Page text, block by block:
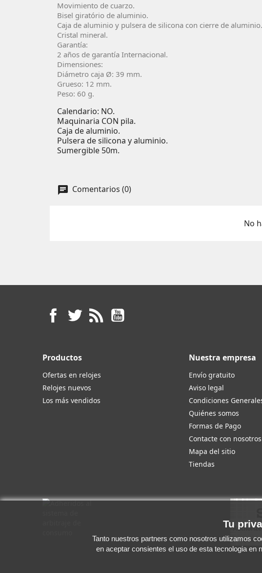
Movimiento de cuarzo.
Bisel giratório de aluminio.
Caja de aluminio y pulsera de silicona con cierre de aluminio.
Cristal mineral.
Garantía:
2 años de garantí­a Internacional.
Dimensiones:
Diámetro caja Ø: 39 mm.
Grueso: 12 mm.
Peso: 60 g.
Calendario: NO.
Maquinaria CON pila.
Caja de aluminio.
Pulsera de silicona y aluminio.
Sumergible 50m.
Comentarios (0)
No
Facebook
Twitter Rss
Productos
Ofertas en relojes
Relojes nuevos
Los más vendidos
Nuestra empresa
Envío gratuito
Aviso legal
Condiciones
Quiénes somos
Formas de Pago
Contacte con nosotros
Mapa del sitio
Tiendas
Tu
Tanto nuestros partners como nosotros utilizamos
en aceptar consientes el uso de esta tecnologia